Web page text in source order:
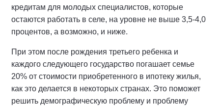
кредитам для молодых специалистов, которые
остаются работать в селе, на уровне не выше 3,5-4,0
процентов, а возможно, и ниже.
При этом после рождения третьего ребенка и
каждого следующего государство погашает семье
20% от стоимости приобретенного в ипотеку жилья,
как это делается в некоторых странах. Это поможет
решить демографическую проблему и проблему